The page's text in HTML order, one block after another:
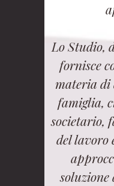
Lo Studio,
fornisce
materia
famiglia,
societario,
del lavoro
soluzione